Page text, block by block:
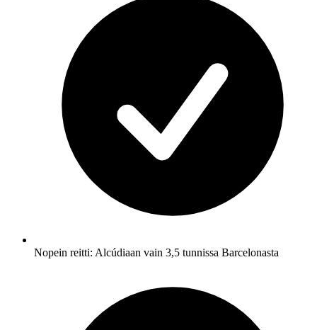
Nopein reitti: Alcúdiaan vain 3,5 tunnissa Barcelonasta